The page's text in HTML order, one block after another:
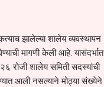
झालेल्या शालेय व्यवस्थापन
मागणी केली आहे. यासंदर्भात
रोजी शालेय समिती सदस्यांची
आली नसल्याने मोठ्या संख्येने